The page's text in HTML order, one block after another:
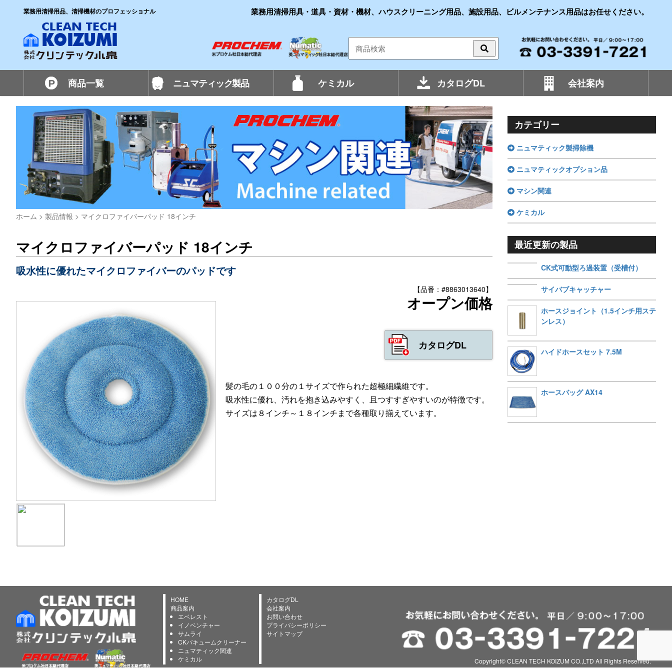
業務用清掃用品、清掃機材のプロフェッショナル 業務用清掃用具・道具・資材・機材、ハウスクリーニング用品、施設用品、ビルメンテナンス用品はお任せください。
商品一覧 ニュマティック製品 ケミカル カタログDL 会社案内
ホーム > 製品情報 > マイクロファイバーパッド 18インチ
マイクロファイバーパッド 18インチ
吸水性に優れたマイクロファイバーのパッドです
【品番：#8863013640】
オープン価格
カタログDL
髪の毛の１００分の１サイズで作られた超極細繊維です。
吸水性に優れ、汚れを抱き込みやすく、且つすすぎやすいのが特徴です。
サイズは８インチ～１８インチまで各種取り揃えています。
カテゴリー
ニュマティック製掃除機
ニュマティックオプション品
マシン関連
ケミカル
最近更新の製品
CK式可動型ろ過装置（受槽付）
サイバブキャッチャー
ホースジョイント（1.5インチ用ステ
ンレス）
ハイドホースセット 7.5M
ホースバッグ AX14
HOME
商品案内
エベレスト
イノベンチャー
サムライ
CKバキュームクリーナー
ニュマティック関連
ケミカル
カタログDL
会社案内
お問い合わせ
プライバシーポリシー
サイトマップ
Copyright© CLEAN TECH KOIZUM CO.,LTD All Rights Reserved.